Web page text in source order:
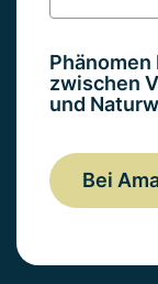
Phänomen
zwischen
und
Bei